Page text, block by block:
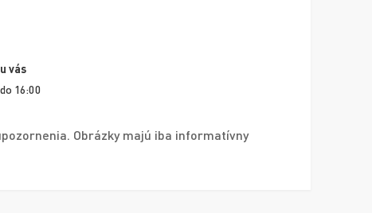
vás
16:00
Obrázky majú iba informatívny